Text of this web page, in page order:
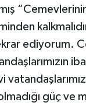
ediyorum.
güç ve